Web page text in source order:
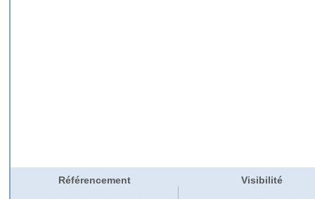
Référencement Visibilité